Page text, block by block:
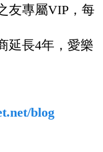
友專屬VIP，每
延長4年，愛樂
blog